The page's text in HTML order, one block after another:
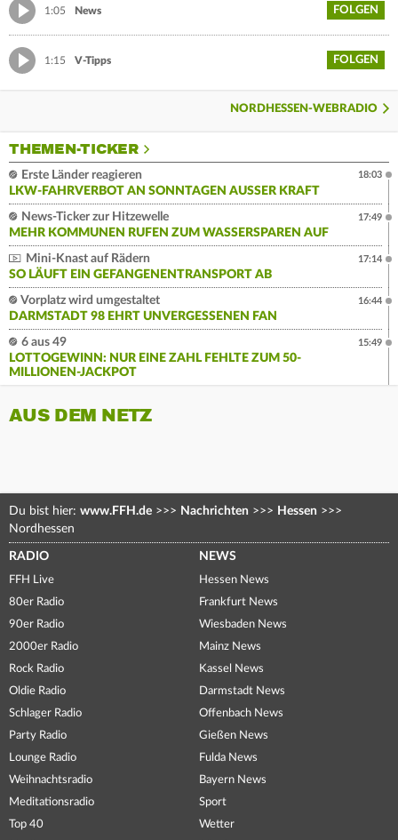
1:05 News FOLGEN
1:15 V-Tipps FOLGEN
NORDHESSEN-WEBRADIO
THEMEN-TICKER
Erste Länder reagieren
LKW-FAHRVERBOT AN SONNTAGEN AUSSER KRAFT
18:03
News-Ticker zur Hitzewelle
MEHR KOMMUNEN RUFEN ZUM WASSERSPAREN AUF
17:49
Mini-Knast auf Rädern
SO LÄUFT EIN GEFANGENENTRANSPORT AB
17:14
Vorplatz wird umgestaltet
DARMSTADT 98 EHRT UNVERGESSENEN FAN
16:44
6 aus 49
LOTTOGEWINN: NUR EINE ZAHL FEHLTE ZUM 50-
MILLIONEN-JACKPOT
15:49
AUS DEM NETZ
Du bist hier: www.FFH.de >>> Nachrichten >>> Hessen >>>
Nordhessen
RADIO
FFH Live
80er Radio
90er Radio
2000er Radio
Rock Radio
Oldie Radio
Schlager Radio
Party Radio
Lounge Radio
Weihnachtsradio
Meditationsradio
Top 40
NEWS
Hessen News
Frankfurt News
Wiesbaden News
Mainz News
Kassel News
Darmstadt News
Offenbach News
Gießen News
Fulda News
Bayern News
Sport
Wetter